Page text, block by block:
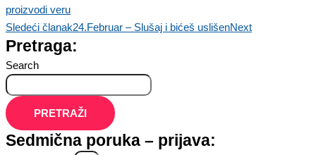
proizvodi veru
Sledeći članak24.Februar – Slušaj i bićeš uslišenNext
Pretraga:
Search
PRETRAŽI
Sedmična poruka – prijava: